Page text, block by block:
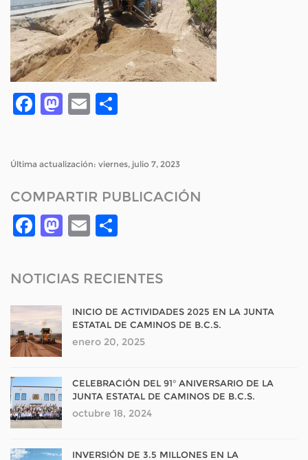
Facebook
Mastodon
Email
Última actualización: viernes, julio 7, 2023
COMPARTIR PUBLICACIÓN
Facebook
Mastodon
Email
NOTICIAS RECIENTES
INICIO DE ACTIVIDADES 2025 EN LA JUNTA
ESTATAL DE CAMINOS DE B.C.S.
enero 20, 2025
CELEBRACIÓN DEL 91° ANIVERSARIO DE LA
JUNTA ESTATAL DE CAMINOS DE B.C.S.
octubre 18, 2024
INVERSIÓN DE 3.5 MILLONES EN LA